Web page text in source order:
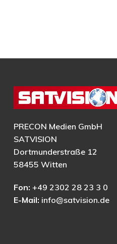
PRECON Medien GmbH
SATVISION
Dortmunderstraße 12
58455 Witten
Fon: +49 2302 28 23 3 0
E-Mail: info@satvision.de